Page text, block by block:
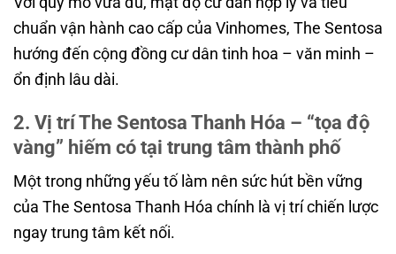
chuẩn vận hành cao cấp của Vinhomes, The Sentosa
hướng đến cộng đồng cư dân tinh hoa – văn minh –
ổn định lâu dài.
2. Vị trí The Sentosa Thanh Hóa – “tọa độ
vàng” hiếm có tại trung tâm thành phố
Một trong những yếu tố làm nên sức hút bền vững
của The Sentosa Thanh Hóa chính là vị trí chiến lược
ngay trung tâm kết nối.